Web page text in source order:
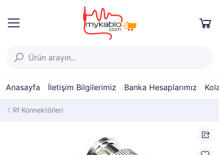
Anasayfa İletişim Bilgilerimiz Banka Hesaplarımız
Rf Konnektörleri